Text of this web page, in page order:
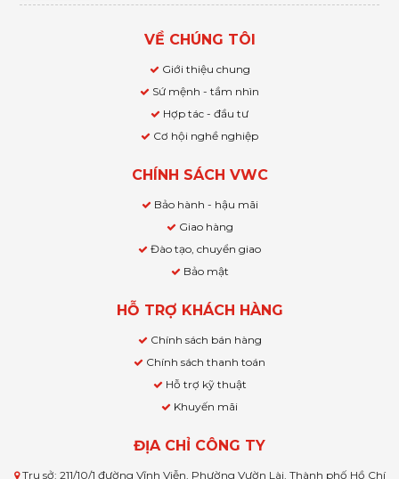
VỀ CHÚNG TÔI
Giới thiệu chung
Sứ mệnh - tầm nhìn
Hợp tác - đầu tư
Cơ hội nghề nghiệp
CHÍNH SÁCH VWC
Bảo hành - hậu mãi
Giao hàng
Đào tạo, chuyển giao
Bảo mật
HỖ TRỢ KHÁCH HÀNG
Chính sách bán hàng
Chính sách thanh toán
Hỗ trợ kỹ thuật
Khuyến mãi
ĐỊA CHỈ CÔNG TY
Trụ sở: 211/10/1 đường Vĩnh Viễn, Phường Vườn Lài, Thành phố Hồ Chí